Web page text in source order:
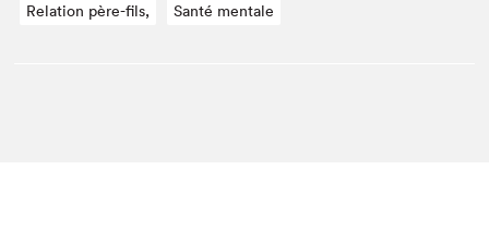
Relation père-fils,
Santé mentale